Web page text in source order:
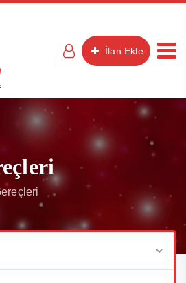
İlan Ekle